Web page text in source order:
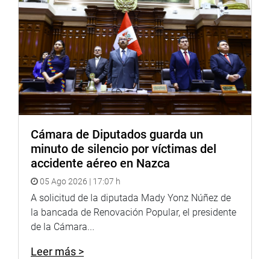
Soundcloud:https://soundcloud.com/radiocongreso
https://soundcloud.com/radiocongreso>
Sistema de Archivo Fotográfico (SAF):
http://www4.congreso.gob.pe/fotografia.asp
Cámara de Diputados guarda un
minuto de silencio por víctimas del
accidente aéreo en Nazca
05 Ago 2026 | 17:07 h
A solicitud de la diputada Mady Yonz Núñez de
la bancada de Renovación Popular, el presidente
de la Cámara...
Leer más >